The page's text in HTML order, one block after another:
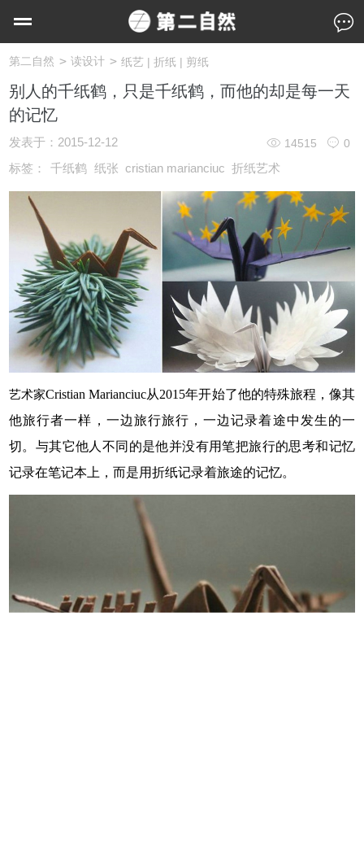
第二自然 > 读设计 > 纸艺 | 折纸 | 剪纸
别人的千纸鹤，只是千纸鹤，而他的却是每一天
的记忆
发表于： 2015-12-12 0
14515
标签： 千纸鹤 纸张 cristian marianciuc 折纸艺术
艺术家Cristian Marianciuc从2015年开始了他的特殊旅程 ，像其
他旅行者一样，一边旅行旅行，一边记录着途中发生的一
切。与其它他人不同的是他并没有用笔把旅行的思考和记忆
记录在笔记本上，而是用折纸记录着旅途的记忆。